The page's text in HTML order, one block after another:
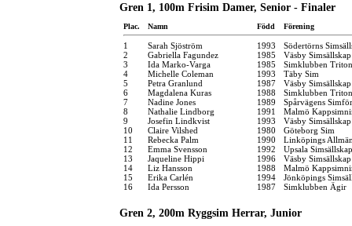
Gren 1, 100m Frisim Damer, Senior - Finaler
Plac. Namn Född Förening
1 Sarah Sjöström 1993
Södertörns
2
Gabriella Fagundez 1985
Väsby Simsällskap
3
Ida Marko-Varga 1985
Simklubben Triton
4
Michelle Coleman 1993
Täby Sim
5
Petra Granlund 1987
Väsby Simsällskap
6
Magdalena Kuras 1988
Simklubben Triton
7
Nadine Jones 1989
Spårvägens
8
Nathalie Lindborg 1991
Malmö
9
Josefin Lindkvist 1993
Väsby Simsällskap
10
Claire Vilshed 1980
Göteborg Sim
11
Rebecka Palm 1990
Linköpings
12
Emma Svensson 1992
Upsala Simsällskap
13
Jaqueline Hippi 1996
Väsby Simsällskap
14
Liz Hansson 1988
Malmö
15
Erika Carlén 1994
Jönköpings
16
Ida Persson 1987 Simklubben Ägir
Gren 2, 200m Ryggsim Herrar, Junior